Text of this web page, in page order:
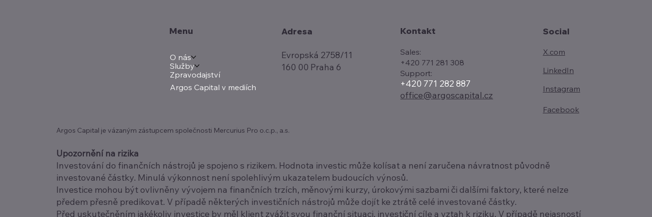
Menu
O nás
Služby
Zpravodajství
Argos Capital v mediích
Adresa
Evropská 2758/11
160 00 Praha 6
Kontakt
Sales:
+420 771 281 308
Support:
+420 771 282 887
office@argoscapital.cz
Social
X.com
LinkedIn
Instagram
Facebook
Argos Capital je vázaným zástupcem společnosti Mercurius Pro o.c.p., a.s.
Upozornění na rizika
Investování do finančních nástrojů je spojeno s rizikem. Hodnota investic může kolísat a není zaručena návratnost původně
investované částky. Minulá výkonnost není spolehlivým ukazatelem budoucích výnosů.
Investice mohou být ovlivněny vývojem na finančních trzích, měnovými kurzy, úrokovými sazbami či dalšími faktory, které nelze
předem přesně predikovat. V případě některých investičních nástrojů může dojít ke ztrátě celé investované částky.
Před uskutečněním jakékoliv investice by měl klient zvážit svou finanční situaci, investiční cíle a vztah k riziku. V případě nejasností